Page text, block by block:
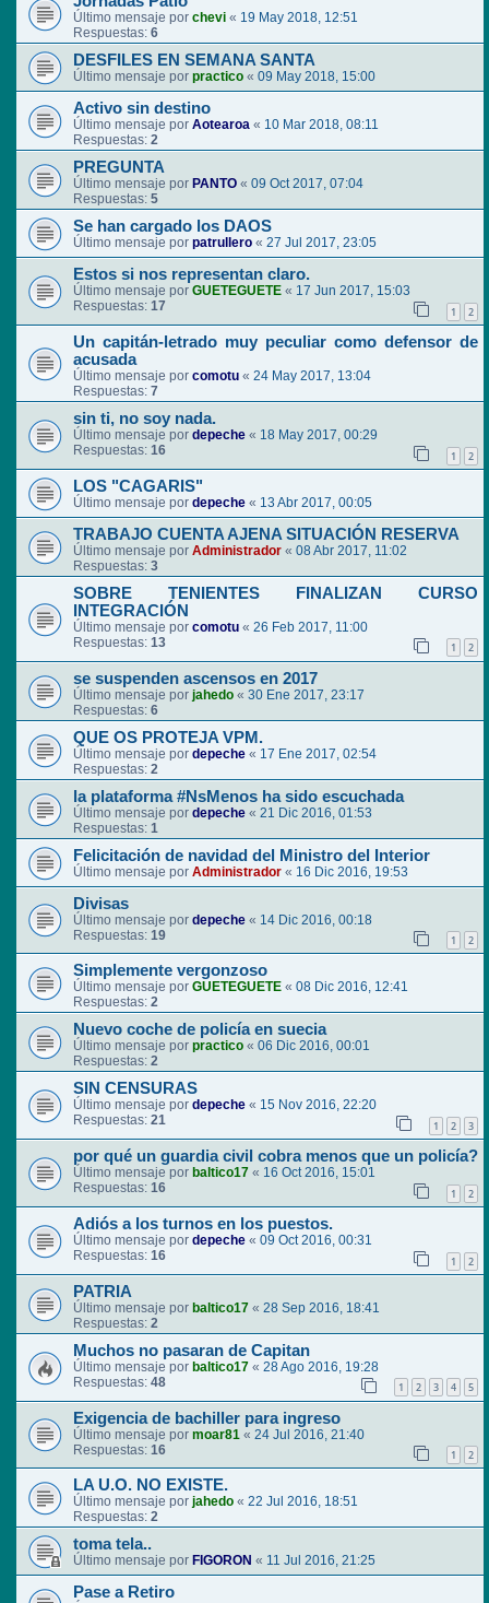
Último mensaje por chevi « 19 May 2018, 12:51
Respuestas: 6
DESFILES EN SEMANA SANTA
Último mensaje por practico « 09 May 2018, 15:00
Activo sin destino
Último mensaje por Aotearoa « 10 Mar 2018, 08:11
Respuestas: 2
PREGUNTA
Último mensaje por PANTO « 09 Oct 2017, 07:04
Respuestas: 5
Se han cargado los DAOS
Último mensaje por patrullero « 27 Jul 2017, 23:05
Estos si nos representan claro.
Último mensaje por GUETEGUETE « 17 Jun 2017, 15:03
Respuestas: 17 1 2
Un capitán-letrado muy peculiar como defensor de
acusada
Último mensaje por comotu « 24 May 2017, 13:04
Respuestas: 7
sin ti, no soy nada.
Último mensaje por depeche « 18 May 2017, 00:29
Respuestas: 16 1 2
LOS "CAGARIS"
Último mensaje por depeche « 13 Abr 2017, 00:05
TRABAJO CUENTA AJENA SITUACIÓN RESERVA
Último mensaje por Administrador « 08 Abr 2017, 11:02
Respuestas: 3
SOBRE TENIENTES FINALIZAN CURSO
INTEGRACIÓN
Último mensaje por comotu « 26 Feb 2017, 11:00
Respuestas: 13 1 2
se suspenden ascensos en 2017
Último mensaje por jahedo « 30 Ene 2017, 23:17
Respuestas: 6
QUE OS PROTEJA VPM.
Último mensaje por depeche « 17 Ene 2017, 02:54
Respuestas: 2
la plataforma #NsMenos ha sido escuchada
Último mensaje por depeche « 21 Dic 2016, 01:53
Respuestas: 1
Felicitación de navidad del Ministro del Interior
Último mensaje por Administrador « 16 Dic 2016, 19:53
Divisas
Último mensaje por depeche « 14 Dic 2016, 00:18
Respuestas: 19 1 2
Simplemente vergonzoso
Último mensaje por GUETEGUETE « 08 Dic 2016, 12:41
Respuestas: 2
Nuevo coche de policía en suecia
Último mensaje por practico « 06 Dic 2016, 00:01
Respuestas: 2
SIN CENSURAS
Último mensaje por depeche « 15 Nov 2016, 22:20
Respuestas: 21 1 2 3
por qué un guardia civil cobra menos que un policía?
Último mensaje por baltico17 « 16 Oct 2016, 15:01
Respuestas: 16 1 2
Adiós a los turnos en los puestos.
Último mensaje por depeche « 09 Oct 2016, 00:31
Respuestas: 16 1 2
PATRIA
Último mensaje por baltico17 « 28 Sep 2016, 18:41
Respuestas: 2
Muchos no pasaran de Capitan
Último mensaje por baltico17 « 28 Ago 2016, 19:28
Respuestas: 48 1 2 3 4 5
Exigencia de bachiller para ingreso
Último mensaje por moar81 « 24 Jul 2016, 21:40
Respuestas: 16 1 2
LA U.O. NO EXISTE.
Último mensaje por jahedo « 22 Jul 2016, 18:51
Respuestas: 2
toma tela..
Último mensaje por FIGORON « 11 Jul 2016, 21:25
Pase a Retiro